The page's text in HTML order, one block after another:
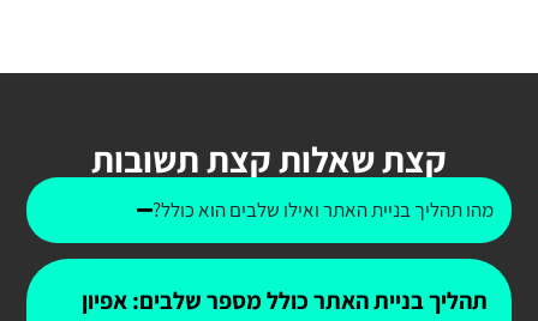
קצת שאלות קצת תשובות
מהו תהליך בניית האתר ואילו שלבים הוא כולל?
תהליך בניית האתר כולל מספר שלבים: אפיון